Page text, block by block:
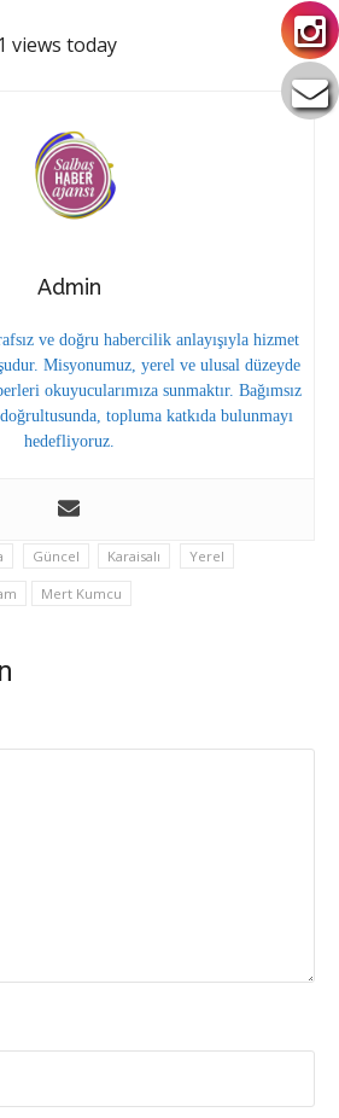
views today
Admin
ve doğru habercilik anlayışıyla hizmet
Misyonumuz, yerel ve ulusal düzeyde
okuyucularımıza sunmaktır. Bağımsız
topluma katkıda bulunmayı
hedefliyoruz.
Güncel Karaisalı Yerel
Mert Kumcu